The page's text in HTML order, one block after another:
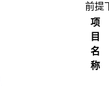
前提
项
目
名
称